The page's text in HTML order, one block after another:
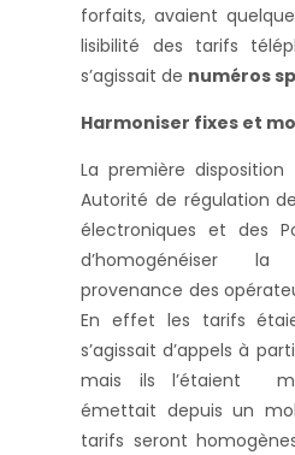
forfaits, avaient
lisibilité des tarifs
s’agissait de numéros
Harmoniser fixes et
La première disposition
Autorité de régulation
électroniques et des
d’homogénéiser
provenance des
En effet les tarifs
s’agissait d’appels à
mais ils l’étaient
émettait depuis un
tarifs seront